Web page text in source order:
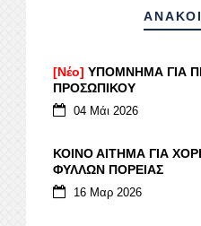
[Νέο] ΥΠΟΜΝΗΜΑ ΓΙΑ
ΠΡΟΣΩΠΙΚΟΥ
04 Μάι 2026
ΚΟΙΝΟ ΑΙΤΗΜΑ ΓΙΑ
ΦΥΛΛΩΝ ΠΟΡΕΙΑΣ
16 Μαρ 2026